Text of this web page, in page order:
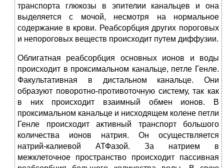
транспорта глюкозы в эпителии канальцев и она
выделяется с мочой, несмотря на нормальное
содержание в крови. Реабсорбция других пороговых
и непороговых веществ происходит путем диффузии.
Облигатная реабсорбция основных ионов и воды
происходит в проксимальном канальце, петле Генле.
Факультативная в дистальном канальце. Они
образуют поворотно-противоточную систему, так как
в них происходит взаимный обмен ионов. В
проксимальном канальце и нисходящем колене петли
Генле происходит активный транспорт большого
количества ионов натрия. Он осуществляется
натрий-калиевой АТФазой. За натрием в
межклеточное пространство происходит пассивная